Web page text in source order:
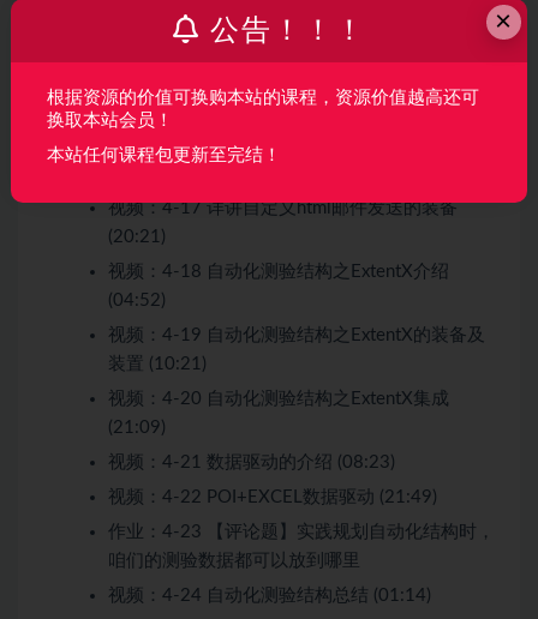
4-13 ReportNG与TestNG陈述的比照
视频：4-15 自定义html邮件发送的必要性 (02:09)
视频： 4-16 自定义html邮件发送工具类的介绍
视频：4-17 详讲自定义html邮件发送的装备
(20:21)
视频： 4-18 自动化测验结构之ExtentX介绍
(04:52)
视频： 4-19 自动化测验结构之ExtentX的装备及
装置 (10:21)
视频： 4-20 自动化测验结构之ExtentX集成
(21:09)
视频： 4-21 数据驱动的介绍 (08:23)
视频： 4-22 POI+EXCEL数据驱动 (21:49)
作业： 4-23 【评论题】实践规划自动化结构时，
咱们的测验数据都可以放到哪里
视频： 4-24 自动化测验结构总结 (01:14)
×
公告！！！
根据资源的价值可换购本站的课程，资源价值越高还可
换取本站会员！
本站任何课程包更新至完结！